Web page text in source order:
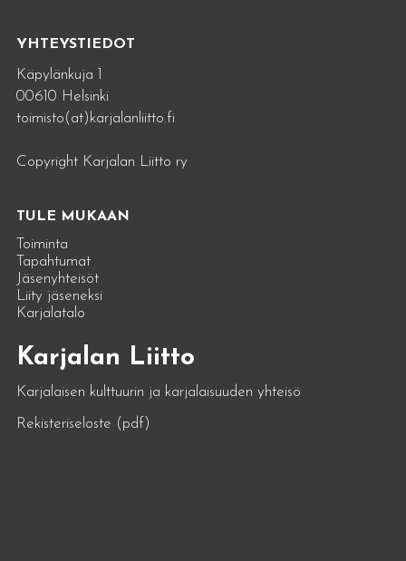
YHTEYSTIEDOT
Käpylänkuja 1
00610 Helsinki
toimisto(at)karjalanliitto.fi
Copyright Karjalan Liitto ry
TULE MUKAAN
Toiminta
Tapahtumat
Jäsenyhteisöt
Liity jäseneksi
Karjalatalo
Karjalan Liitto
Karjalaisen kulttuurin ja karjalaisuuden yhteisö
Rekisteriseloste (pdf)